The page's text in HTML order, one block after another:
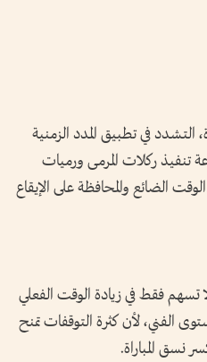
في تطبيق المدد الزمنية
تنفيذ ركلات المرمى ورميات
الضائع والمحافظة على الإيقاع
فقط في زيادة الوقت الفعلي
الفني، لأن كثرة التوقفات تمنح
نسق المباراة.